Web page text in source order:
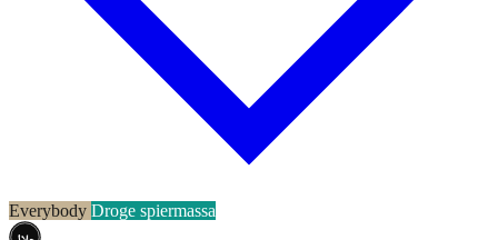
Everybody Droge spiermassa